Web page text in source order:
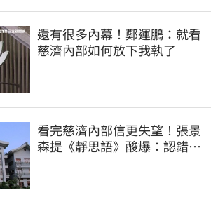
還有很多內幕！鄭運鵬：就看
慈濟內部如何放下我執了
看完慈濟內部信更失望！張景
森提《靜思語》酸爆：認錯有